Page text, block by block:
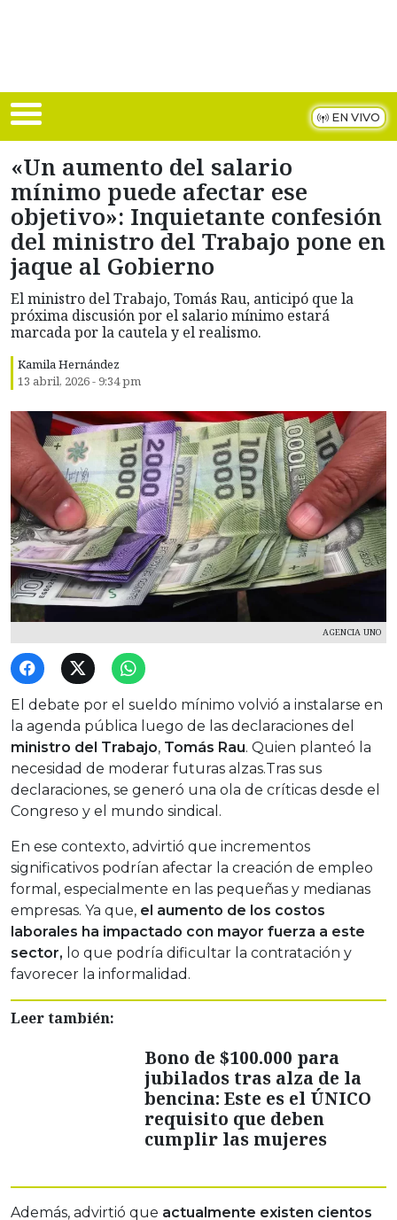
EN VIVO
«Un aumento del salario
mínimo puede afectar ese
objetivo»: Inquietante confesión
del ministro del Trabajo pone en
jaque al Gobierno
El ministro del Trabajo, Tomás Rau, anticipó que la
próxima discusión por el salario mínimo estará
marcada por la cautela y el realismo.
Kamila Hernández
13 abril, 2026 - 9:34 pm
AGENCIA UNO
El debate por el sueldo mínimo volvió a instalarse en
la agenda pública luego de las declaraciones del
ministro del Trabajo, Tomás Rau. Quien planteó la
necesidad de moderar futuras alzas.Tras sus
declaraciones, se generó una ola de críticas desde el
Congreso y el mundo sindical.
En ese contexto, advirtió que incrementos
significativos podrían afectar la creación de empleo
formal, especialmente en las pequeñas y medianas
empresas. Ya que, el aumento de los costos
laborales ha impactado con mayor fuerza a este
sector, lo que podría dificultar la contratación y
favorecer la informalidad.
Leer también:
Bono de $100.000 para
jubilados tras alza de la
bencina: Este es el ÚNICO
requisito que deben
cumplir las mujeres
Además, advirtió que actualmente existen cientos